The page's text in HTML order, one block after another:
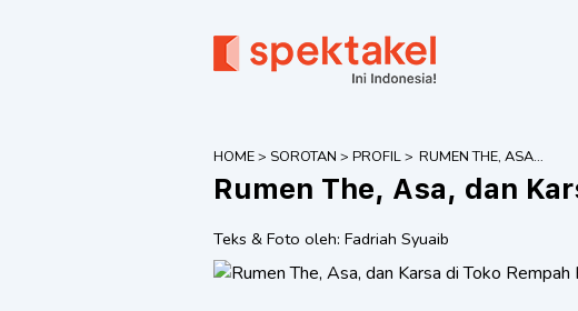
HOME> SOROTAN > PROFIL> RUMEN THE, ASA,
DAN KARSA DI
TOKO REMPAH
Rumen The, Asa, dan
Teks & Foto oleh: Fadriah Syuaib